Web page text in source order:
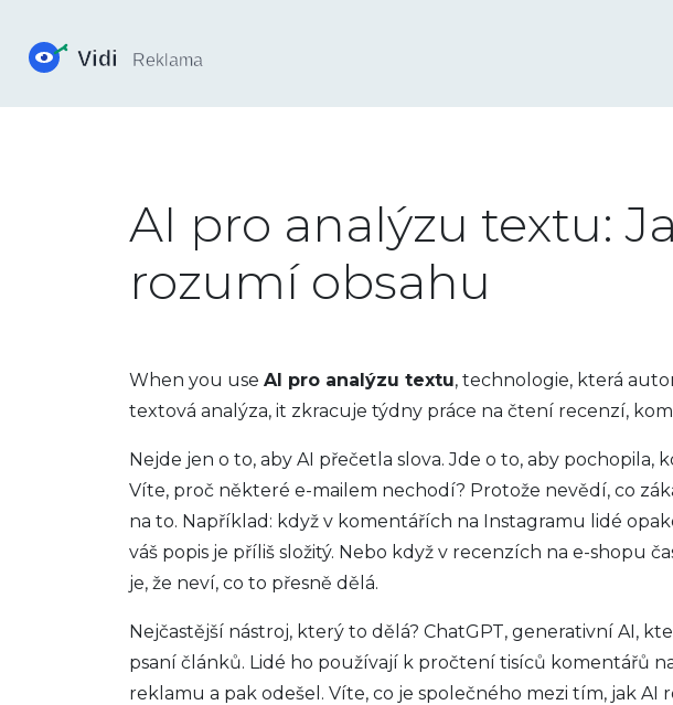
AI pro analýzu textu:
rozumí obsahu
When you use AI pro analýzu textu, technologie, která
textová analýza, it zkracuje týdny práce na čtení recenzí,
Nejde jen o to, aby AI přečetla slova. Jde o to, aby
Víte, proč některé e-mailem nechodí? Protože nevědí, co
na to. Například: když v komentářích na Instagramu lidé
váš popis je příliš složitý. Nebo když v recenzích na e-shopu
je, že neví, co to přesně dělá.
Nejčastější nástroj, který to dělá? ChatGPT, generativní AI,
psaní článků. Lidé ho používají k pročtení tisíců komentářů
reklamu a pak odešel. Víte, co je společného mezi tím, jak